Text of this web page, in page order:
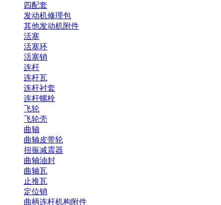
四配套
发动机修理包
其他发动机附件
活塞
活塞环
活塞销
连杆
连杆瓦
连杆衬套
连杆螺栓
飞轮
飞轮壳
曲轴
曲轴皮带轮
扭振减震器
曲轴油封
曲轴瓦
止推瓦
定位销
曲柄连杆机构附件